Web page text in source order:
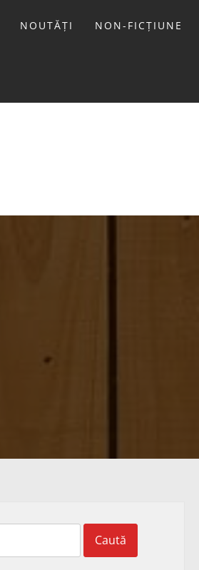
NOUTĂȚI NON-FICȚIUNE